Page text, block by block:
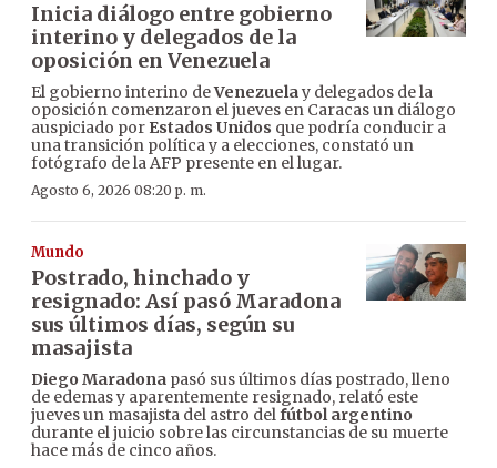
Inicia diálogo entre gobierno
interino y delegados de la
oposición en Venezuela
El gobierno interino deVenezuelay delegados de la
oposición comenzaron el jueves en Caracas un diálogo
auspiciado por Estados Unidos que podría conducir a
una transición política y a elecciones, constató un
fotógrafo de la AFP presente en el lugar.
Agosto 6, 2026 08:20 p. m.
Mundo
Postrado, hinchado y
resignado: Así pasó Maradona
sus últimos días, según su
masajista
Diego Maradona pasó sus últimos días postrado, lleno
de edemas y aparentemente resignado, relató este
jueves un masajista del astro delfútbol argentino
durante el juicio sobre las circunstancias de su muerte
hace más de cinco años.